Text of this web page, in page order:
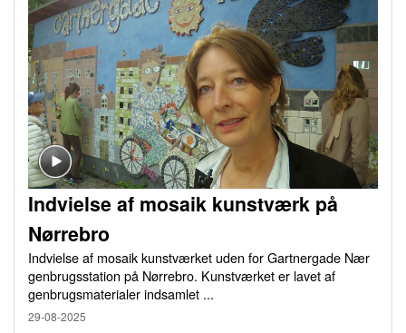
Indvielse af mosaik kunstværk på
Nørrebro
Indvielse af mosaik kunstværket uden for Gartnergade Nær
genbrugsstation på Nørrebro. Kunstværket er lavet af
genbrugsmaterialer indsamlet ...
29-08-2025